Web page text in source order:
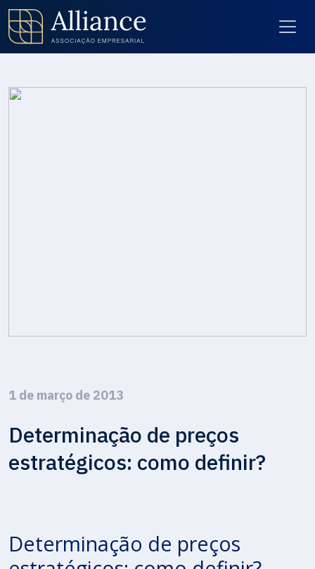
1 de março de 2013
Determinação de preços
estratégicos: como definir?
Determinação de preços